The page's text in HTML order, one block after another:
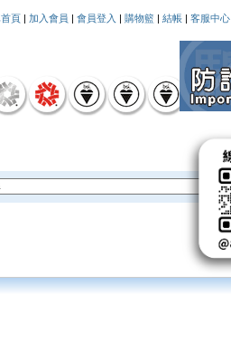
頁 | 加入會員 | 會員登入 | 購物籃 | 結帳 | 客服中心